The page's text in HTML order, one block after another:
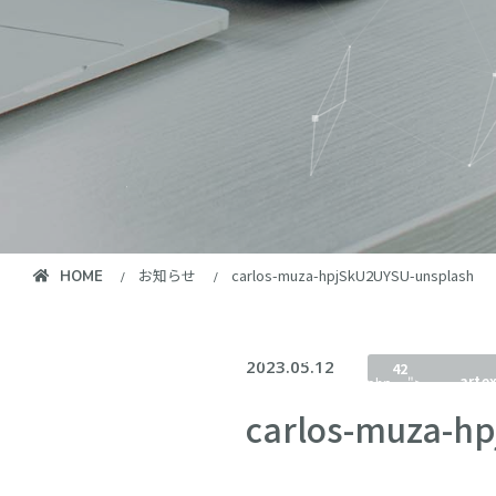
HOME お知らせ carlos-muza-hpjSkU2UYSU-unsplash
2023.05.12
content/themes/artex2022/single.php
42
">
carlos-muza-